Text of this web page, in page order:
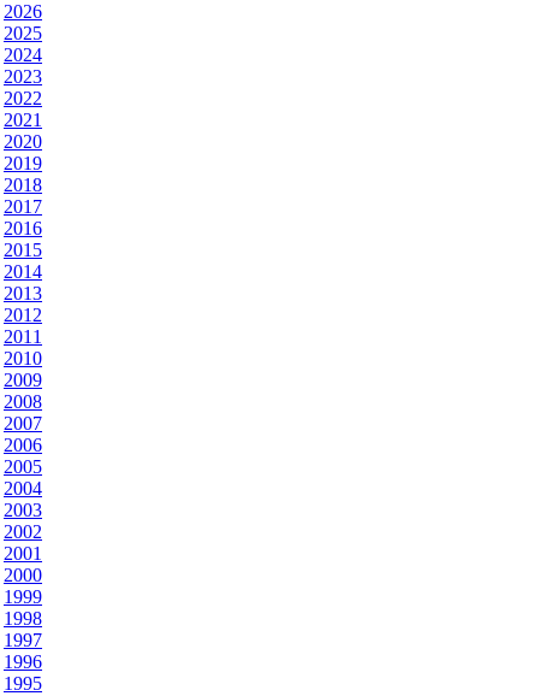
2026
2025
2024
2023
2022
2021
2020
2019
2018
2017
2016
2015
2014
2013
2012
2011
2010
2009
2008
2007
2006
2005
2004
2003
2002
2001
2000
1999
1998
1997
1996
1995